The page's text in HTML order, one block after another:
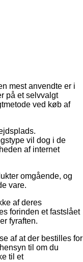
mest anvendte er i
på et selvvalgt
ved køb af
vil dog i de
af internet
omgående, og
vare.
af deres
forinden et fastslået
fyraften.
af at der bestilles for
til om du
til et